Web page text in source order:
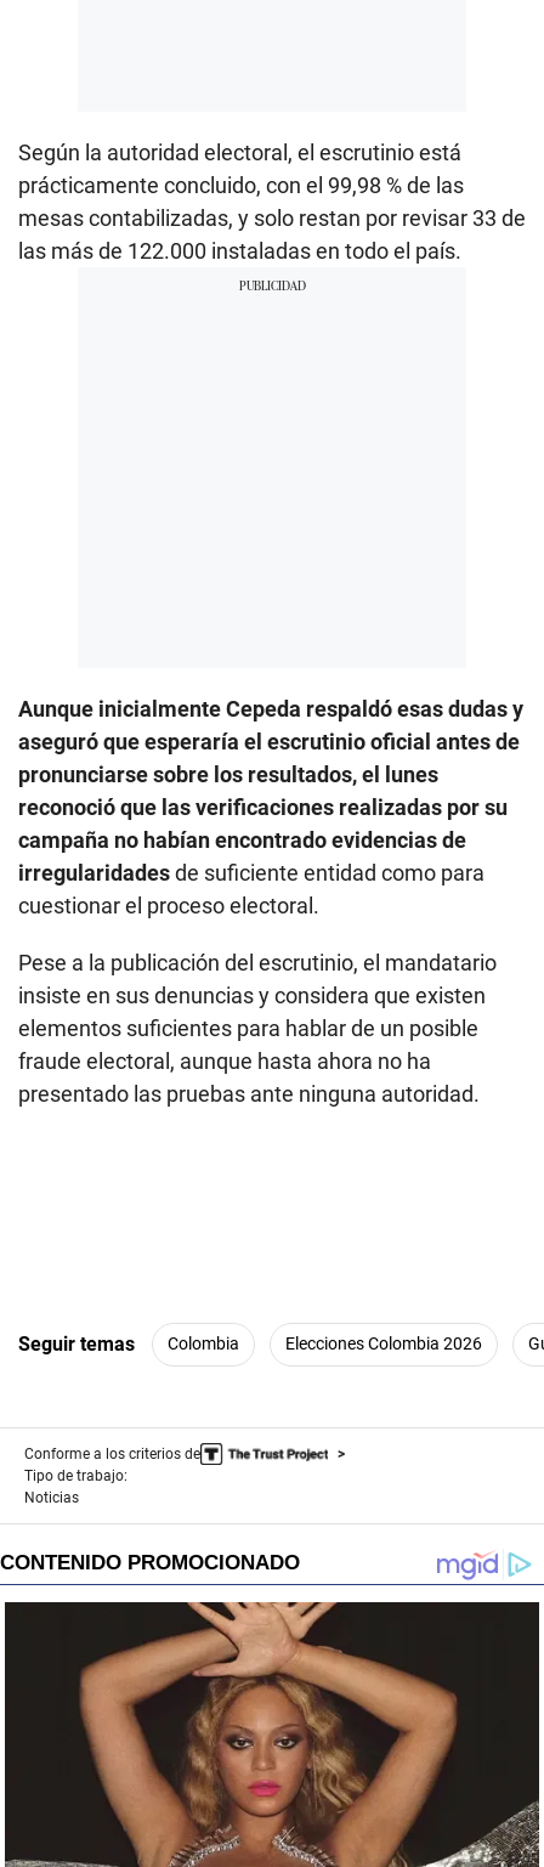
Según la autoridad electoral, el escrutinio está
prácticamente concluido, con el 99,98 % de las
mesas contabilizadas, y solo restan por revisar 33 de
las más de 122.000 instaladas en todo el país.
Aunque inicialmente Cepeda respaldó esas dudas y
aseguró que esperaría el escrutinio oficial antes de
pronunciarse sobre los resultados, el lunes
reconoció que las verificaciones realizadas por su
campaña no habían encontrado evidencias de
irregularidadesde suficiente entidad como para
cuestionar el proceso electoral.
Pese a la publicación del escrutinio, el mandatario
insiste en sus denuncias y considera que existen
elementos suficientes para hablar de un posible
fraude electoral, aunque hasta ahora no ha
presentado las pruebas ante ninguna autoridad.
Seguir temas Colombia Elecciones Colombia 2026
Conforme a los criterios de
Tipo de trabajo:
Noticias